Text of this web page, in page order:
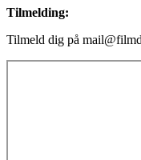
Tilmelding:
Tilmeld dig på